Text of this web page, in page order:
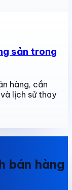
sản trong
hàng, cần
lịch sử thay
bán hàng